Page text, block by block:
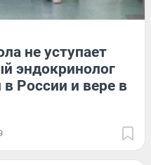
не уступает
эндокринолог
России и вере в